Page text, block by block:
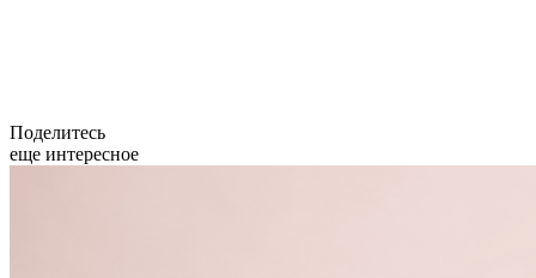
Поделитесь
еще интересное